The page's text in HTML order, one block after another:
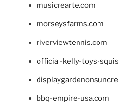
musicrearte.com
morseysfarms.com
riverviewtennis.com
official-kelly-toys-
bbq-empire-usa.com